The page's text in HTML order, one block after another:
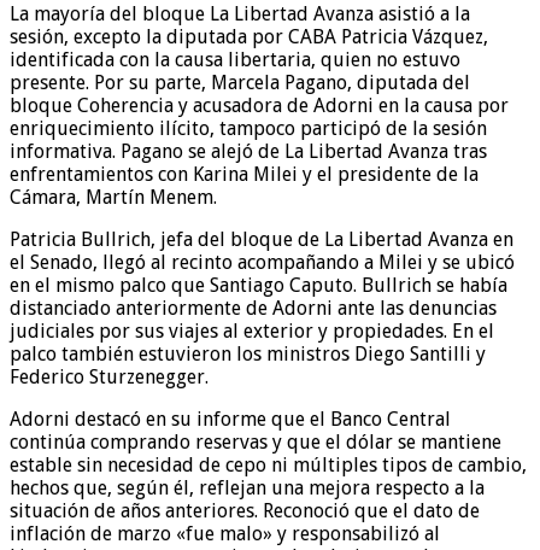
La mayoría del bloque La Libertad Avanza asistió a la
sesión, excepto la diputada por CABA Patricia Vázquez,
identificada con la causa libertaria, quien no estuvo
presente. Por su parte, Marcela Pagano, diputada del
bloque Coherencia y acusadora de Adorni en la causa por
enriquecimiento ilícito, tampoco participó de la sesión
informativa. Pagano se alejó de La Libertad Avanza tras
enfrentamientos con Karina Milei y el presidente de la
Cámara, Martín Menem.
Patricia Bullrich, jefa del bloque de La Libertad Avanza en
el Senado, llegó al recinto acompañando a Milei y se ubicó
en el mismo palco que Santiago Caputo. Bullrich se había
distanciado anteriormente de Adorni ante las denuncias
judiciales por sus viajes al exterior y propiedades. En el
palco también estuvieron los ministros Diego Santilli y
Federico Sturzenegger.
Adorni destacó en su informe que el Banco Central
continúa comprando reservas y que el dólar se mantiene
estable sin necesidad de cepo ni múltiples tipos de cambio,
hechos que, según él, reflejan una mejora respecto a la
situación de años anteriores. Reconoció que el dato de
inflación de marzo «fue malo» y responsabilizó al